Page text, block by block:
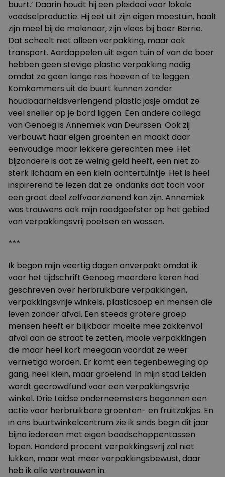
buurt.’ Daarin houdt hij een pleidooi voor lokale
voedselproductie. Hij eet uit zijn eigen moestuin, haalt
zijn meel bij de molenaar, zijn vlees bij boer Berrie.
Dat scheelt niet alleen verpakking, maar ook
transport. Aardappelen uit eigen tuin of van de boer
hebben geen stevige plastic verpakking nodig
omdat ze geen lange reis hoeven af te leggen.
Komkommers uit de buurt kunnen zonder
houdbaarheidsverlengend plastic jasje omdat ze
veel sneller op je bord liggen. Een andere collega
van Genoeg is Annemiek van Deurssen. Ook zij
verbouwt haar eigen groenten en maakt daar
eenvoudige maar lekkere gerechten mee. Het
bijzondere is dat ze weinig geld heeft, een niet zo
sterk lichaam en een klein achtertuintje. Het is heel
inspirerend te lezen dat ze ondanks dat toch voor
een groot deel zelfvoorzienend kan zijn. Annemiek
was trouwens ook mijn raadgeefster op het gebied
van verpakkingsvrij poetsen en wassen.
***
Ik begon mijn veertig dagen onverpakt omdat ik
voor het tijdschrift Genoeg meerdere keren had
geschreven over herbruikbare verpakkingen,
verpakkingsvrije winkels, plasticsoep en mensen die
leven zonder afval. Een steeds grotere groep
mensen heeft er blijkbaar moeite mee zakkenvol
afval aan de straat te zetten, mooie verpakkingen
die maar heel kort meegaan voordat ze weer
vernietigd worden. Er komt een tegenbeweging op
gang, heel klein, maar groeiend. In mijn stad Leiden
wordt gecrowdfund voor een verpakkingsvrije
winkel. Drie Leidse onderneemsters begonnen een
actie voor herbruikbare groenten- en fruitzakjes. En
in ons buurtwinkelcentrum zie ik sinds begin dit jaar
bijna iedereen met eigen boodschappentassen
lopen. Honderd procent verpakkingsvrij zal niet
lukken, maar wat meer verpakkingsbewust, daar
heb ik alle vertrouwen in.